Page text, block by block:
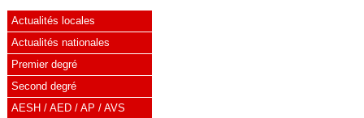
Actualités locales
Actualités nationales
Premier degré
Second degré
AESH / AED / AP / AVS